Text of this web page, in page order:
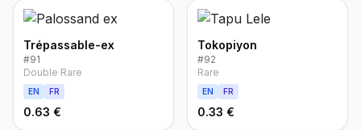
Trépassable-ex
#91
Double Rare
EN FR
0.63 €
Tokopiyon
#92
Rare
EN FR
0.33 €